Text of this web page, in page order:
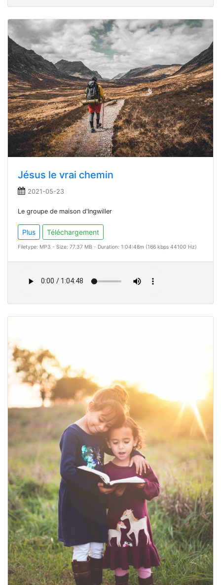
Jésus le vrai chemin
2021-05-23
Le groupe de maison d'Ingwiller
Plus Téléchargement
Filetype: MP3 - Size: 77.37 MB - Duration: 1:04:48m (166 kbps 44100 Hz)